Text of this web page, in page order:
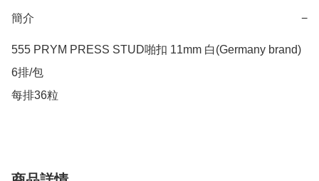
簡介 −
555 PRYM PRESS STUD啪扣 11mm 白(Germany brand)
6排/包
每排36粒